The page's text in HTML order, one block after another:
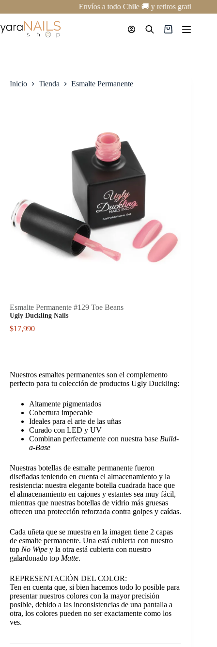
al
contenido
Envíos a todo Chile 🚚 y retiros gratis en
Carro
Inicio Tienda Esmalte Permanente
Esmalte Permanente #129 Toe Beans
Ugly Duckling Nails
$17,990
Nuestros esmaltes permanentes son el complemento
perfecto para tu colección de productos Ugly Duckling:
Altamente pigmentados
Cobertura impecable
Ideales para el arte de las uñas
Curado con LED y UV
Combinan perfectamente con nuestra base Build-
a-Base
Nuestras botellas de esmalte permanente fueron
diseñadas teniendo en cuenta el almacenamiento y la
resistencia: nuestra elegante botella cuadrada hace que
el almacenamiento en cajones y estantes sea muy fácil,
mientras que nuestras botellas de vidrio más gruesas
ofrecen una protección reforzada contra golpes y caídas.
Cada uñeta que se muestra en la imagen tiene 2 capas
de esmalte permanente. Una está cubierta con nuestro
top No Wipe y la otra está cubierta con nuestro
galardonado top Matte.
REPRESENTACIÓN DEL COLOR:
Ten en cuenta que, si bien hacemos todo lo posible para
presentar nuestros colores con la mayor precisión
posible, debido a las inconsistencias de una pantalla a
otra, los colores pueden no ser exactamente como los
ves.